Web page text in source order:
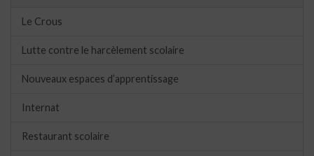
Le Crous
Lutte contre le harcèlement scolaire
Nouveaux espaces d’apprentissage
Internat
Restaurant scolaire